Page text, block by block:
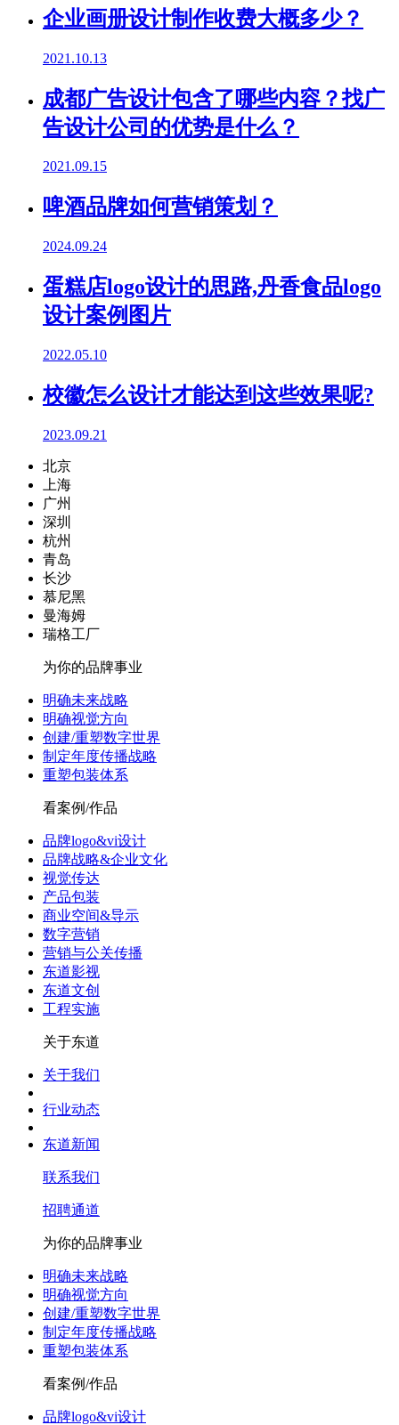
企业画册设计制作收费大概多少？
2021.10.13
成都广告设计包含了哪些内容？找广
告设计公司的优势是什么？
2021.09.15
啤酒品牌如何营销策划？
2024.09.24
蛋糕店logo设计的思路,丹香食品logo
设计案例图片
2022.05.10
校徽怎么设计才能达到这些效果呢?
2023.09.21
北京
上海
广州
深圳
杭州
青岛
长沙
慕尼黑
曼海姆
瑞格工厂
为你的品牌事业
明确未来战略
明确视觉方向
创建/重塑数字世界
制定年度传播战略
重塑包装体系
看案例/作品
品牌logo&vi设计
品牌战略&企业文化
视觉传达
产品包装
商业空间&导示
数字营销
营销与公关传播
东道影视
东道文创
工程实施
关于东道
关于我们
行业动态
东道新闻
联系我们
招聘通道
为你的品牌事业
明确未来战略
明确视觉方向
创建/重塑数字世界
制定年度传播战略
重塑包装体系
看案例/作品
品牌logo&vi设计